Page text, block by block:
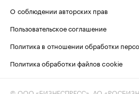
О соблюдении авторских прав
Пользовательское соглашение
Политика в отношении обработки
Политика обработки файлов cookie
© ООО «БИЗНЕСПРЕСС», АО